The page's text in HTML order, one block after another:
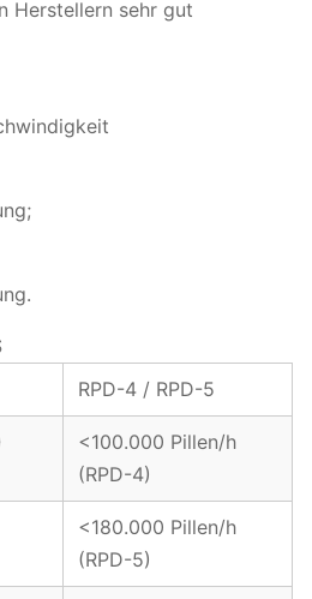
Herstellern sehr gut
RPD-4 / RPD-5
<100.000 Pillen/h
(RPD-4)
<180.000 Pillen/h
(RPD-5)